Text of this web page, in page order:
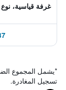
غرفة قياسية،
37 صفقة إضافية
*يشمل المجموع
تسجيل المغادرة.